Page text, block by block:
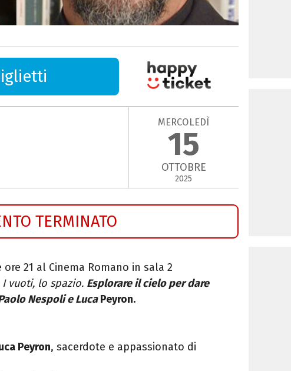
MERCOLEDÌ
15
OTTOBRE
2025
TERMINATO
21 al Cinema Romano in sala 2
I vuoti, lo spazio. Esplorare il cielo per dare
Nespoli e LucaPeyron.
Peyron, sacerdote e appassionato di